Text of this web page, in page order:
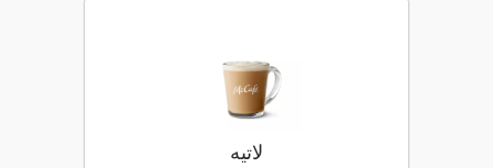
لاتيه